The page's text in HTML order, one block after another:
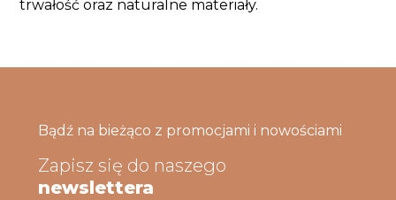
trwałość oraz naturalne materiały.
Bądź na bieżąco z promocjami i nowościami
Zapisz się do naszego
newslettera